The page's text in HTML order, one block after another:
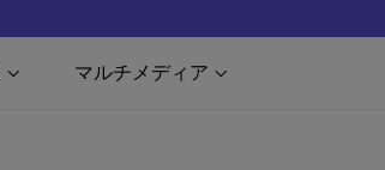
マルチメディア